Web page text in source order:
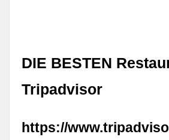
DIE BESTEN
Tripadvisor
https://